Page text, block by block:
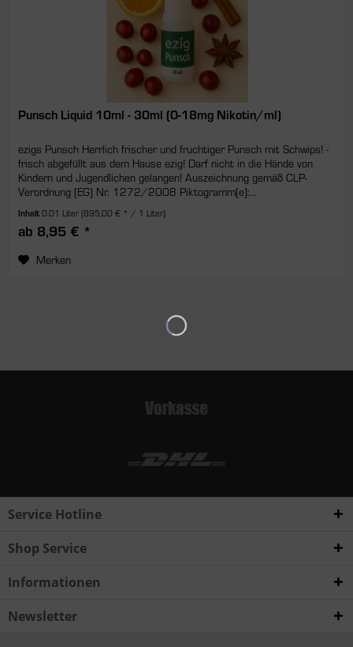
Punsch Liquid 10ml - 30ml (0-18mg Nikotin/ml)
ezigs Punsch Herrlich frischer und fruchtiger Punsch mit Schwips! -
frisch abgefüllt aus dem Hause ezig! Darf nicht in die Hände von
Kindern und Jugendlichen gelangen! Auszeichnung gemäß CLP-
Verordnung (EG) Nr. 1272/2008 Piktogramm(e):...
Inhalt0.01 Liter(895,00 € * / 1 Liter)
ab 8,95 € *
Merken
Service Hotline
Shop Service
Informationen
Newsletter